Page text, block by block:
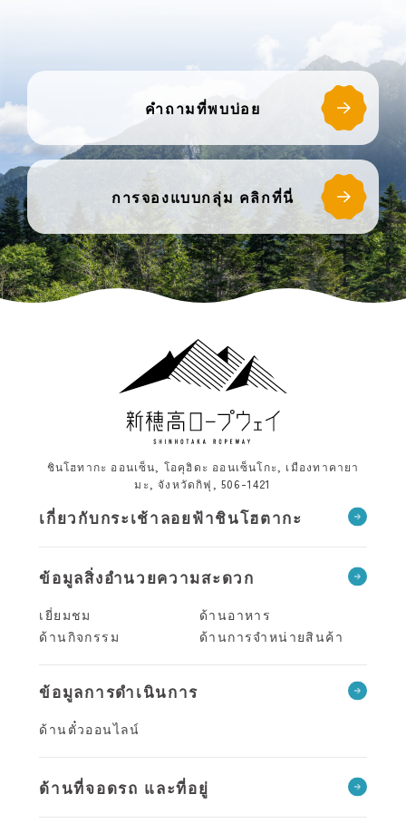
คำถามที่พบบ่อย
การจองแบบกลุ่ม คลิกที่นี่
ชินโฮทากะ ออนเซ็น, โอคุฮิดะ ออนเซ็นโกะ, เมืองทาคายา
มะ, จังหวัดกิฟุ, 506-1421
เกี่ยวกับกระเช้าลอยฟ้าชินโฮตากะ
ข้อมูลสิ่งอำนวยความสะดวก
เยี่ยมชม
ด้านอาหาร
ด้านกิจกรรม
ด้านการจำหน่ายสินค้า
ข้อมูลการดำเนินการ
ด้านตั๋วออนไลน์
ด้านที่จอดรถ และที่อยู่